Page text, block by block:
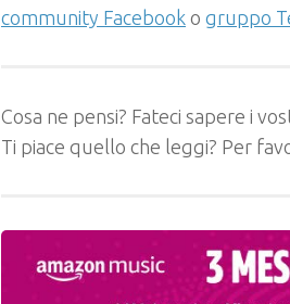
community Facebook o gruppo
Cosa ne pensi? Fateci sapere i
Ti piace quello che leggi? Per